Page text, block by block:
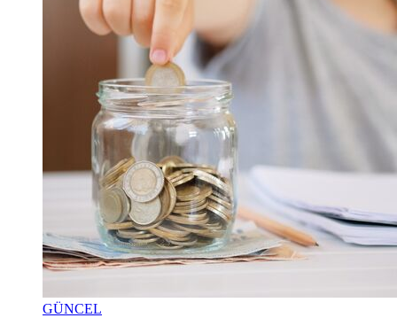
GÜNCEL